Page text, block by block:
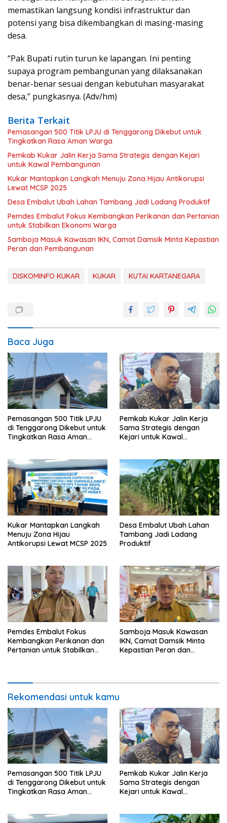
memastikan langsung kondisi infrastruktur dan
potensi yang bisa dikembangkan di masing-masing
desa.
“Pak Bupati rutin turun ke lapangan. Ini penting
supaya program pembangunan yang dilaksanakan
benar-benar sesuai dengan kebutuhan masyarakat
desa,” pungkasnya. (Adv/hm)
Berita Terkait
Pemasangan 500 Titik LPJU di Tenggarong Dikebut untuk
Tingkatkan Rasa Aman Warga
Pemkab Kukar Jalin Kerja Sama Strategis dengan Kejari
untuk Kawal Pembangunan
Kukar Mantapkan Langkah Menuju Zona Hijau Antikorupsi
Lewat MCSP 2025
Desa Embalut Ubah Lahan Tambang Jadi Ladang Produktif
Pemdes Embalut Fokus Kembangkan Perikanan dan Pertanian
untuk Stabilkan Ekonomi Warga
Samboja Masuk Kawasan IKN, Camat Damsik Minta Kepastian
Peran dan Pembangunan
DISKOMINFO KUKAR KUKAR KUTAI KARTANEGARA
Baca Juga
Pemasangan 500 Titik LPJU
di Tenggarong Dikebut untuk
Tingkatkan Rasa Aman
Pemkab Kukar Jalin Kerja
Sama Strategis dengan
Kejari untuk Kawal
Kukar Mantapkan Langkah
Menuju Zona Hijau
Antikorupsi Lewat MCSP 2025
Desa Embalut Ubah Lahan
Tambang Jadi Ladang
Produktif
Pemdes Embalut Fokus
Kembangkan Perikanan dan
Pertanian untuk Stabilkan
Samboja Masuk Kawasan
IKN, Camat Damsik Minta
Kepastian Peran dan
Rekomendasi untuk kamu
Pemasangan 500 Titik LPJU
di Tenggarong Dikebut untuk
Tingkatkan Rasa Aman
Pemkab Kukar Jalin Kerja
Sama Strategis dengan
Kejari untuk Kawal